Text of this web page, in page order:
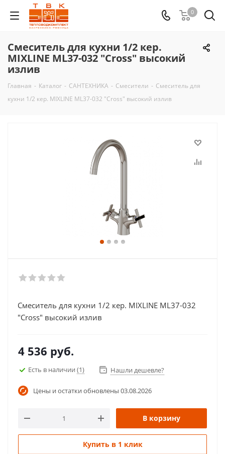
0
Смеситель для кухни 1/2 кер.
MIXLINE ML37-032 "Cross" высокий
излив
Главная - Каталог - САНТЕХНИКА - Смесители - Смеситель для
кухни 1/2 кер. MIXLINE ML37-032 "Cross" высокий излив
Смеситель для кухни 1/2 кер. MIXLINE ML37-032
"Cross" высокий излив
4 536 руб.
Есть в наличии (1) Нашли дешевле?
Цены и остатки обновлены 03.08.2026
В корзину
Купить в 1 клик